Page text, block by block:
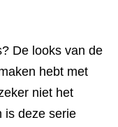
De looks van de
hebt met
niet het
is deze serie